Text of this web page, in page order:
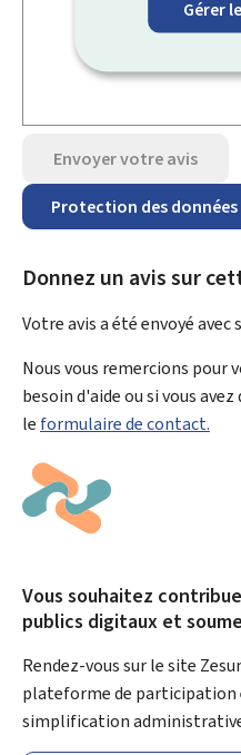
Gérer
Envoyer votre avis
Protection des données
Donnez un avis sur
Votre avis a été envoyé avec
Nous vous remercions pour
besoin d'aide ou si vous
le formulaire de contact.
Vous souhaitez
publics digitaux et
Rendez-vous sur le site
plateforme de participation
simplification